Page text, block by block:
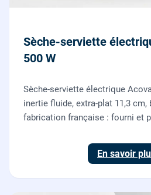
Sèche-serviette
500 W
Sèche-serviette électrique
inertie fluide, extra-plat 11,3
fabrication française : fourni et
En savoir